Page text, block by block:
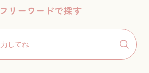
フリーワードで探す